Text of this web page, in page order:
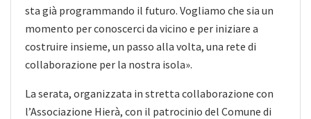
sta già programmando il futuro. Vogliamo che sia un
momento per conoscerci da vicino e per iniziare a
costruire insieme, un passo alla volta, una rete di
collaborazione per la nostra isola».
La serata, organizzata in stretta collaborazione con
l’Associazione Hierà, con il patrocinio del Comune di